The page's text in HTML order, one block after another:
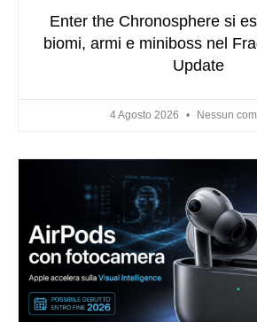
Enter the Chronosphere si
biomi, armi e miniboss nel
Update
4 Agosto 2026 Nessun